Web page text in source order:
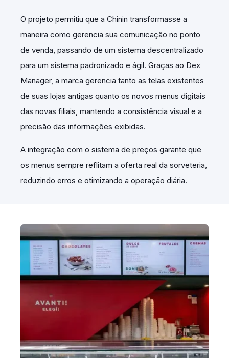
O projeto permitiu que a Chinin transformasse a
maneira como gerencia sua comunicação no ponto
de venda, passando de um sistema descentralizado
para um sistema padronizado e ágil. Graças ao Dex
Manager, a marca gerencia tanto as telas existentes
de suas lojas antigas quanto os novos menus digitais
das novas filiais, mantendo a consistência visual e a
precisão das informações exibidas.
A integração com o sistema de preços garante que
os menus sempre reflitam a oferta real da sorveteria,
reduzindo erros e otimizando a operação diária.